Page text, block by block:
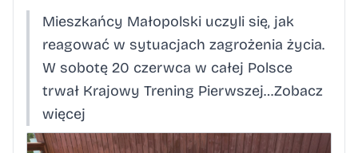
Mieszkańcy Małopolski uczyli się, jak
reagować w sytuacjach zagrożenia życia.
W sobotę 20 czerwca w całej Polsce
trwał Krajowy Trening Pierwszej…Zobacz
więcej